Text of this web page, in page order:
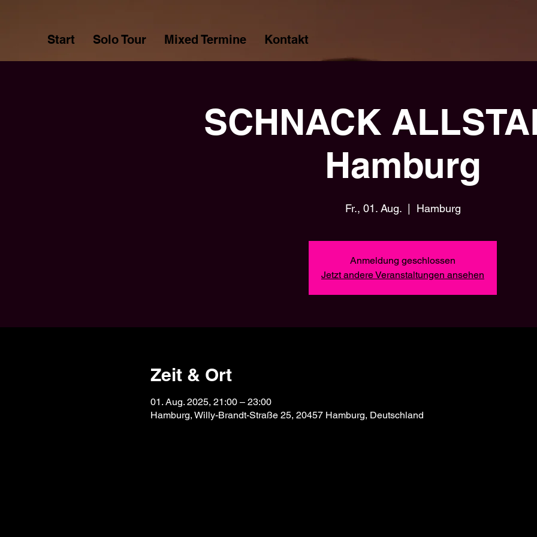
Start Solo Tour Mixed Termine Kontakt
SCHNACK
Hamburg
Fr., 01. Aug.
  |
Hamburg
Anmeldung geschlossen
Jetzt andere Veranstaltungen ansehen
Zeit & Ort
01. Aug. 2025, 21:00 – 23:00
Hamburg, Willy-Brandt-Straße 25, 20457 Hamburg, Deutschland